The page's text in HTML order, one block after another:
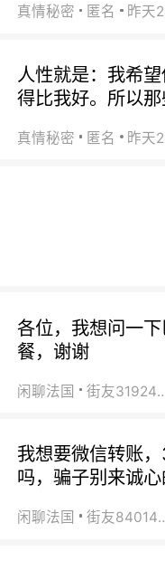
真情秘密 匿名 昨天
人性就是：我希
得比我好。所以
真情秘密 匿名 昨天
各位，我想问一
餐，谢谢
闲聊法国 街友
我想要微信转账
吗，骗子别来诚
闲聊法国 街友